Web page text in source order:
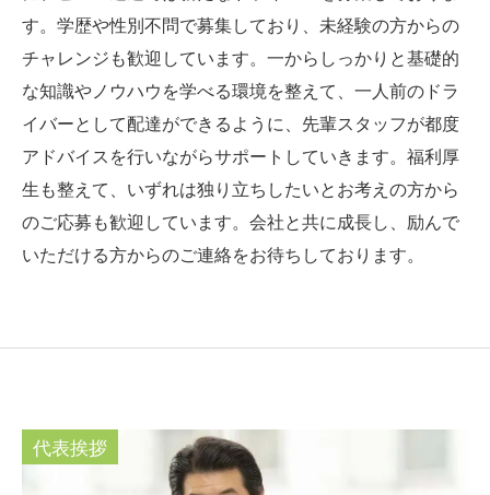
す。学歴や性別不問で募集しており、未経験の方からの
チャレンジも歓迎しています。一からしっかりと基礎的
な知識やノウハウを学べる環境を整えて、一人前のドラ
イバーとして配達ができるように、先輩スタッフが都度
アドバイスを行いながらサポートしていきます。福利厚
生も整えて、いずれは独り立ちしたいとお考えの方から
のご応募も歓迎しています。会社と共に成長し、励んで
いただける方からのご連絡をお待ちしております。
代表挨拶